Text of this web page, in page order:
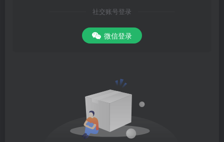
社交账号登录
微信登录